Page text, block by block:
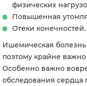
физических
Повышенная
Отеки конечностей.
Ишемическая болезнь
поэтому крайне
Особенно важно
обследования сердца